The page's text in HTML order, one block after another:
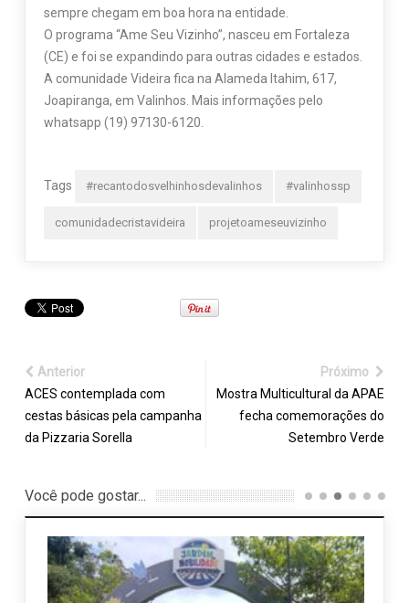
sempre chegam em boa hora na entidade.
O programa “Ame Seu Vizinho”, nasceu em Fortaleza
(CE) e foi se expandindo para outras cidades e estados.
A comunidade Videira fica na Alameda Itahim, 617,
Joapiranga, em Valinhos. Mais informações pelo
whatsapp (19) 97130-6120.
Tags #recantodosvelhinhosdevalinhos #valinhossp
comunidadecristavideira projetoameseuvizinho
Anterior
ACES contemplada com
cestas básicas pela campanha
da Pizzaria Sorella
Próximo
Mostra Multicultural da APAE
fecha comemorações do
Setembro Verde
Você pode gostar...